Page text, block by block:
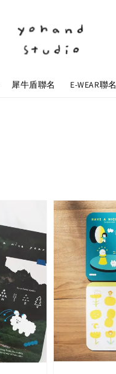
犀牛盾聯名 E-WEAR聯名